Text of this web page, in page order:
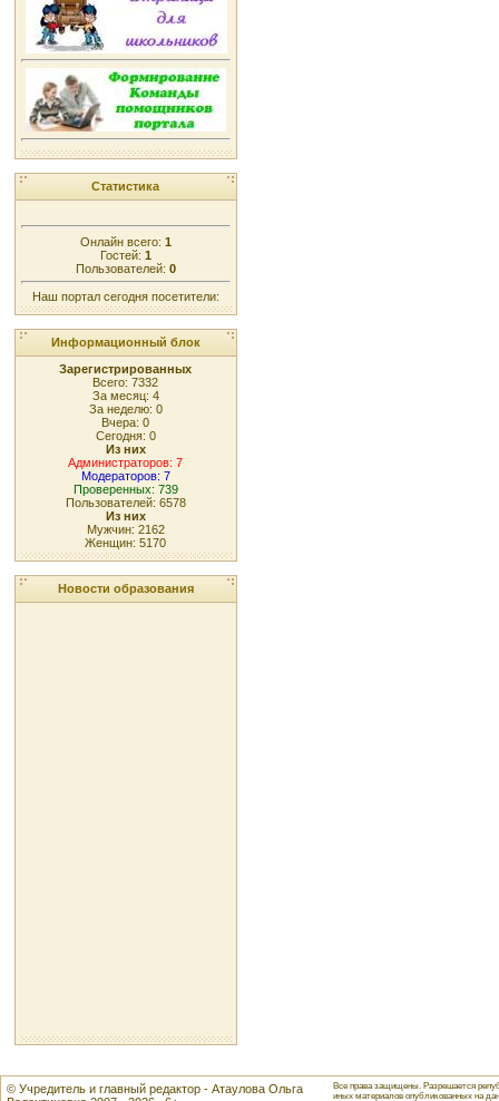
Статистика
Онлайн всего: 1
Гостей: 1
Пользователей: 0
Наш портал сегодня посетители:
Информационный блок
Зарегистрированных
Всего: 7332
За месяц: 4
За неделю: 0
Вчера: 0
Сегодня: 0
Из них
Администраторов: 7
Модераторов: 7
Проверенных: 739
Пользователей: 6578
Из них
Мужчин: 2162
Женщин: 5170
Новости образования
© Учредитель и главный редактор - Атаулова Ольга
Все права защищены. Разрешается
иных материалов опубликованных на